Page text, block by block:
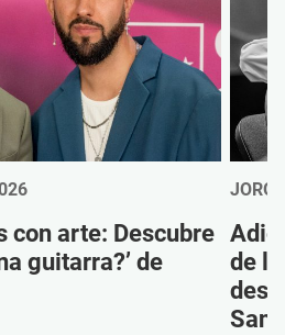
con arte: Descubre
guitarra?’ de
de
Sanz